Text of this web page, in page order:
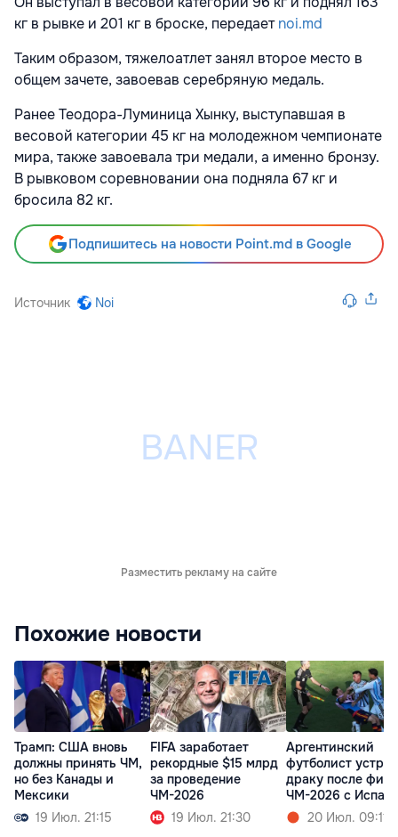
кг в рывке и 201 кг в броске, передаетnoi.md
Таким образом, тяжелоатлет занял второе место в
общем зачете, завоевав серебряную медаль.
Ранее Теодора-Луминица Хынку, выступавшая в
весовой категории 45 кг на молодежном чемпионате
мира, также завоевала три медали, а именно бронзу.
В рывковом соревновании она подняла 67 кг и
бросила 82 кг.
Подпишитесь на новости Point.md в Google
Источник Noi
Разместить рекламу на сайте
Похожие новости
Трамп: США вновь
должны принять ЧМ,
но без Канады и
Мексики
19 Июл. 21:15
FIFA заработает
рекордные $15 млрд
за проведение
ЧМ-2026
19 Июл. 21:30
Аргентинский
футболист
драку после
ЧМ-2026 с
20 Июл. 09:11